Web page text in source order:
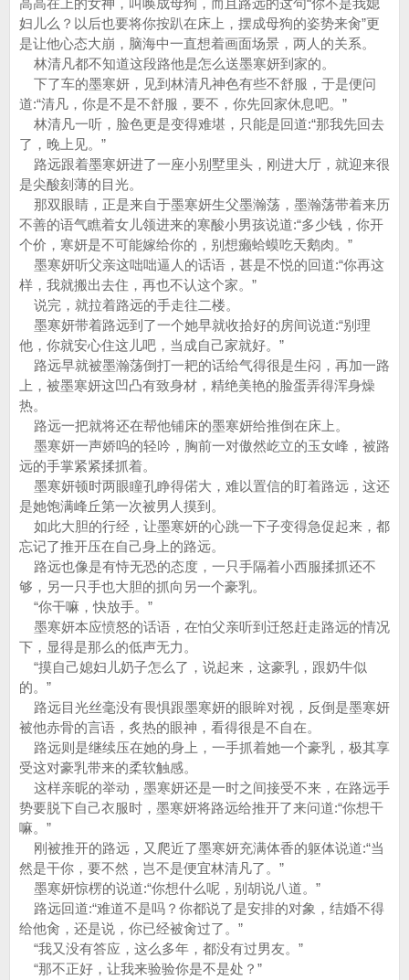
高高在上的女神，叫唤成母狗，而且路远的这句“你不是我媳
妇儿么？以后也要将你按趴在床上，摆成母狗的姿势来肏”更
是让他心态大崩，脑海中一直想着画面场景，两人的关系。
林清凡都不知道这段路他是怎么送墨寒妍到家的。
下了车的墨寒妍，见到林清凡神色有些不舒服，于是便问
道:“清凡，你是不是不舒服，要不，你先回家休息吧。”
林清凡一听，脸色更是变得难堪，只能是回道:“那我先回去
了，晚上见。”
路远跟着墨寒妍进了一座小别墅里头，刚进大厅，就迎来很
是尖酸刻薄的目光。
那双眼睛，正是来自于墨寒妍生父墨瀚荡，墨瀚荡带着来历
不善的语气瞧着女儿领进来的寒酸小男孩说道:“多少钱，你开
个价，寒妍是不可能嫁给你的，别想癞蛤蟆吃天鹅肉。”
墨寒妍听父亲这咄咄逼人的话语，甚是不悦的回道:“你再这
样，我就搬出去住，再也不认这个家。”
说完，就拉着路远的手走往二楼。
墨寒妍带着路远到了一个她早就收拾好的房间说道:“别理
他，你就安心住这儿吧，当成自己家就好。”
路远早就被墨瀚荡倒打一耙的话给气得很是生闷，再加一路
上，被墨寒妍这凹凸有致身材，精绝美艳的脸蛋弄得浑身燥
热。
路远一把就将还在帮他铺床的墨寒妍给推倒在床上。
墨寒妍一声娇呜的轻吟，胸前一对傲然屹立的玉女峰，被路
远的手掌紧紧揉抓着。
墨寒妍顿时两眼瞳孔睁得偌大，难以置信的盯着路远，这还
是她饱满峰丘第一次被男人摸到。
如此大胆的行经，让墨寒妍的心跳一下子变得急促起来，都
忘记了推开压在自己身上的路远。
路远也像是有恃无恐的态度，一只手隔着小西服揉抓还不
够，另一只手也大胆的抓向另一个豪乳。
“你干嘛，快放手。”
墨寒妍本应愤怒的话语，在怕父亲听到迁怒赶走路远的情况
下，显得是那么的低声无力。
“摸自己媳妇儿奶子怎么了，说起来，这豪乳，跟奶牛似
的。”
路远目光丝毫没有畏惧跟墨寒妍的眼眸对视，反倒是墨寒妍
被他赤骨的言语，炙热的眼神，看得很是不自在。
路远则是继续压在她的身上，一手抓着她一个豪乳，极其享
受这对豪乳带来的柔软触感。
这样亲昵的举动，墨寒妍还是一时之间接受不来，在路远手
势要脱下自己衣服时，墨寒妍将路远给推开了来问道:“你想干
嘛。”
刚被推开的路远，又爬近了墨寒妍充满体香的躯体说道:“当
然是干你，要不然，岂不是便宜林清凡了。”
墨寒妍惊楞的说道:“你想什么呢，别胡说八道。”
路远回道:“难道不是吗？你都说了是安排的对象，结婚不得
给他肏，还是说，你已经被肏过了。”
“我又没有答应，这么多年，都没有过男友。”
“那不正好，让我来验验你是不是处？”